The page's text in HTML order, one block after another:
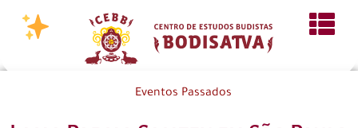
Eventos Passados